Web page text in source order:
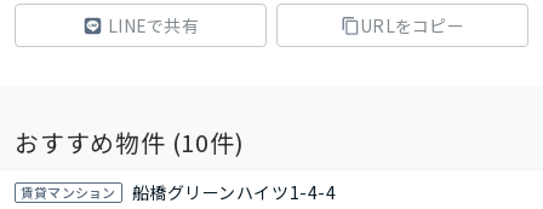
LINEで共有
URLをコピー
おすすめ物件 (10件)
賃貸マンション 船橋グリーンハイツ1-4-4